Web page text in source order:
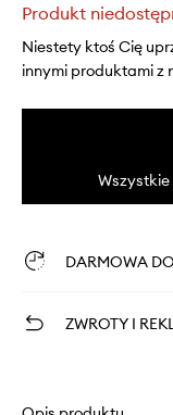
Produkt
Niestety ktoś Cię
innymi produktami z
DARMOWA
ZWROTY I